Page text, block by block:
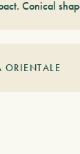
Conical
ORIENTALE